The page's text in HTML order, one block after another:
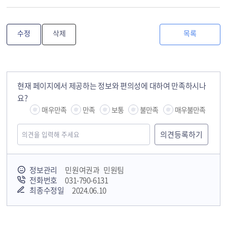
수정 삭제 목록
현재 페이지에서 제공하는 정보와 편의성에 대하여 만족하시나
요?
매우만족 만족 보통 불만족 매우불만족
정보관리
민원여권과 민원팀
전화번호
031-790-6131
최종수정일
2024.06.10